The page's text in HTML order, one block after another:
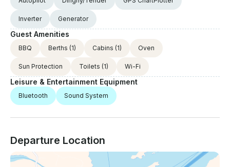
Inverter Generator
Guest Amenities
BBQ Berths (1) Cabins (1) Oven
Sun Protection Toilets (1) Wi-Fi
Leisure & Entertainment Equipment
Bluetooth Sound System
Departure Location